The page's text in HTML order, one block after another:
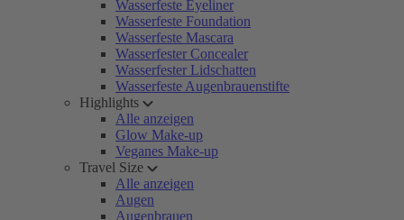
Wasserfeste Eyeliner
Wasserfeste Foundation
Wasserfeste Mascara
Wasserfester Concealer
Wasserfester Lidschatten
Wasserfeste Augenbrauenstifte
Highlights
Alle anzeigen
Glow Make-up
Veganes Make-up
Travel Size
Alle anzeigen
Augen
Augenbrauen